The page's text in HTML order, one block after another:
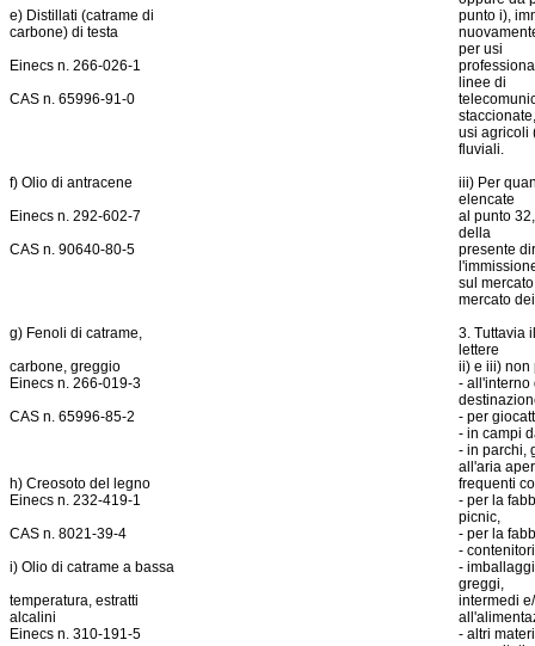
e) Distillati (catrame di
punto i),
carbone) di testa
per usi
Einecs n. 266-026-1
linee di
CAS n. 65996-91-0
staccionate,
usi agricoli
fluviali.
f) Olio di antracene
iii) Per
elencate
Einecs n. 292-602-7
al punto
della
CAS n. 90640-80-5
presente
sul
mercato
g) Fenoli di catrame,
3. Tuttavia
lettere
carbone, greggio
ii) e iii) non
Einecs n. 266-019-3
- all'interno
CAS n. 65996-85-2
- per
- in campi
- in parchi,
all'aria
h) Creosoto del legno
frequenti
Einecs n. 232-419-1
- per la
picnic,
CAS n. 8021-39-4
- per la
-
i) Olio di catrame a bassa
-
greggi,
temperatura, estratti
intermedi
alcalini
Einecs n. 310-191-5
- altri